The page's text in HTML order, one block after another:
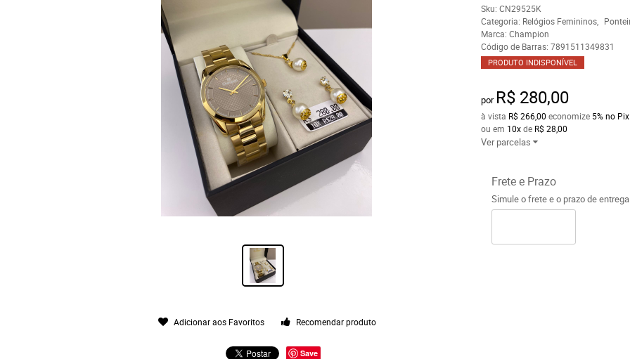
Adicionar aos Favoritos Recomendar produto
Save
Sku: CN29525K
Categoria: Relógios Femininos
Marca: Champion
Código de Barras: 7891511349831
PRODUTO INDISPONÍVEL
por R$ 280,00
à vista R$ 266,00 economize 5% no Pix
ou em 10xde R$ 28,00
Ver parcelas
Frete e Prazo
Simule o frete e o prazo de